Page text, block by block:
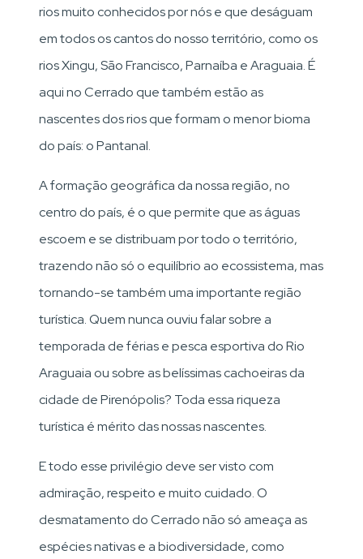
rios muito conhecidos por nós e que deságuam
em todos os cantos do nosso território, como os
rios Xingu, São Francisco, Parnaíba e Araguaia. É
aqui no Cerrado que também estão as
nascentes dos rios que formam o menor bioma
do país: o Pantanal.
A formação geográfica da nossa região, no
centro do país, é o que permite que as águas
escoem e se distribuam por todo o território,
trazendo não só o equilíbrio ao ecossistema, mas
tornando-se também uma importante região
turística. Quem nunca ouviu falar sobre a
temporada de férias e pesca esportiva do Rio
Araguaia ou sobre as belíssimas cachoeiras da
cidade de Pirenópolis? Toda essa riqueza
turística é mérito das nossas nascentes.
E todo esse privilégio deve ser visto com
admiração, respeito e muito cuidado. O
desmatamento do Cerrado não só ameaça as
espécies nativas e a biodiversidade, como